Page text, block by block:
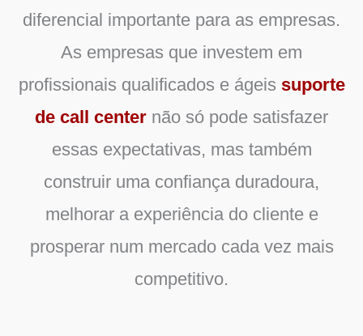
diferencial importante para as empresas.
As empresas que investem em
profissionais qualificados e ágeis suporte
de call center não só pode satisfazer
essas expectativas, mas também
construir uma confiança duradoura,
melhorar a experiência do cliente e
prosperar num mercado cada vez mais
competitivo.